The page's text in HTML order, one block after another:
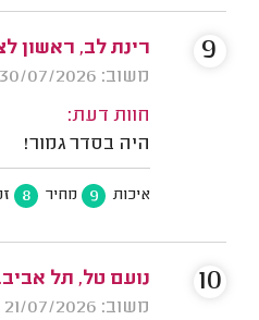
רינת לב, ראשון
משוב: 30/07/2026
חוות דעת:
היה בסדר גמור!
איכות 9 מחיר 8
9
נועם טל, תל אביב.
משוב: 21/07/2026
10